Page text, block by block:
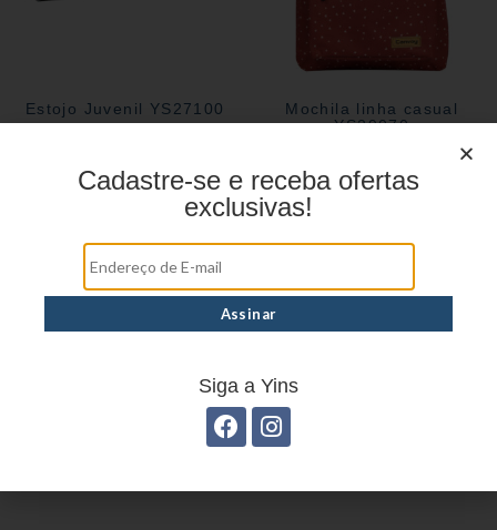
Estojo Juvenil YS27100
Mochila linha casual
YS29070
Estojo Juvenil YS27108
Estojo Juvenil YS27101
Cadastre-se e receba ofertas
exclusivas!
Siga a Yins